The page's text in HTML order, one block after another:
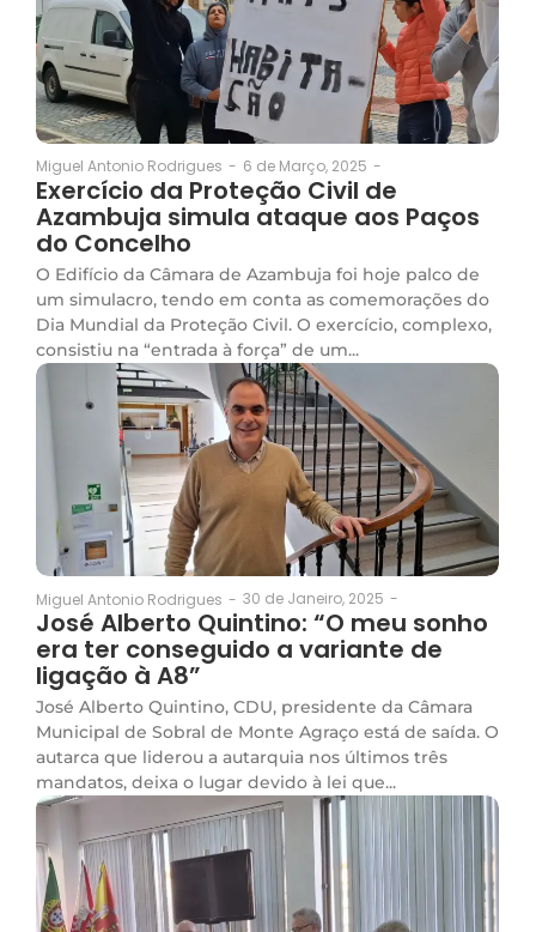
Miguel Antonio Rodrigues - 6 de Março, 2025 -
Exercício da Proteção Civil de
Azambuja simula ataque aos Paços
do Concelho
O Edifício da Câmara de Azambuja foi hoje palco de
um simulacro, tendo em conta as comemorações do
Dia Mundial da Proteção Civil. O exercício, complexo,
consistiu na “entrada à força” de um...
Miguel Antonio Rodrigues - 30 de Janeiro, 2025 -
José Alberto Quintino: “O meu sonho
era ter conseguido a variante de
ligação à A8”
José Alberto Quintino, CDU, presidente da Câmara
Municipal de Sobral de Monte Agraço está de saída. O
autarca que liderou a autarquia nos últimos três
mandatos, deixa o lugar devido à lei que...